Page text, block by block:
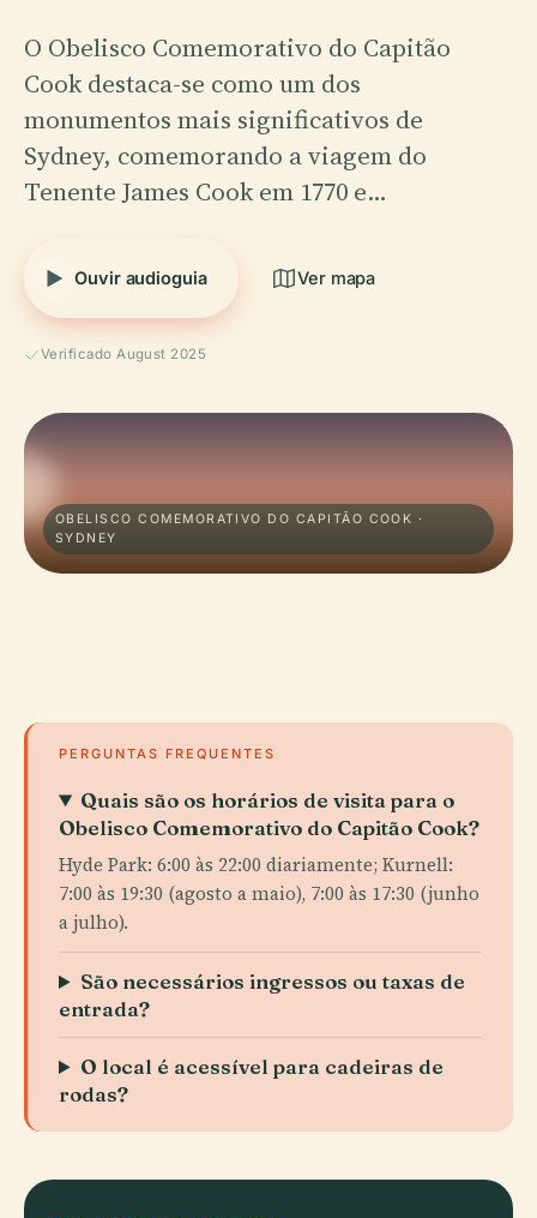
O Obelisco Comemorativo do Capitão
Cook destaca-se como um dos
monumentos mais significativos de
Sydney, comemorando a viagem do
Tenente James Cook em 1770 e…
Ouvir audioguia Ver mapa
Verificado August 2025
OBELISCO COMEMORATIVO DO CAPITÃO COOK ·
SYDNEY
PERGUNTAS FREQUENTES
Quais são os horários de visita para o
Obelisco Comemorativo do Capitão Cook?
Hyde Park: 6:00 às 22:00 diariamente; Kurnell:
7:00 às 19:30 (agosto a maio), 7:00 às 17:30 (junho
a julho).
São necessários ingressos ou taxas de
entrada?
O local é acessível para cadeiras de
rodas?